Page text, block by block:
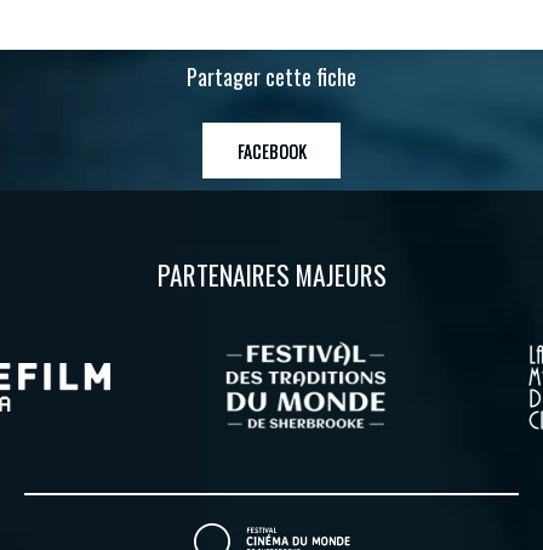
Partager cette fiche
FACEBOOK
PARTENAIRES MAJEURS